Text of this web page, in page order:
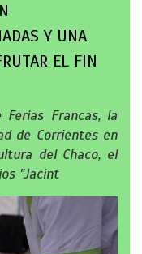
Y UNA
EL FIN
Ferias Francas, la
de Corrientes en
del Chaco, el
"Jacint